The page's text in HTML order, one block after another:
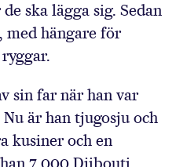
ska lägga sig. Sedan
med hängare för
sin far när han var
är han tjugosju och
kusiner och en
7 000 Djibouti